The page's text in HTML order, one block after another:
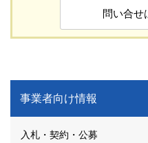
問い合せ
事業者向け情報
入札・契約・公募